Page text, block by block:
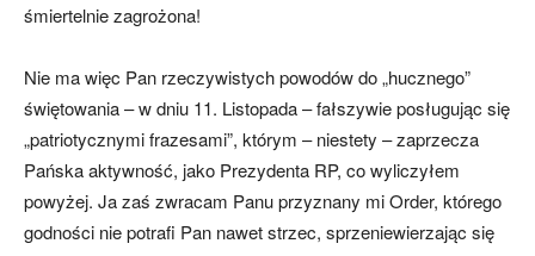
śmiertelnie zagrożona!
Nie ma więc Pan rzeczywistych powodów do „hucznego”
świętowania – w dniu 11. Listopada – fałszywie posługując się
„patriotycznymi frazesami”, którym – niestety – zaprzecza
Pańska aktywność, jako Prezydenta RP, co wyliczyłem
powyżej. Ja zaś zwracam Panu przyznany mi Order, którego
godności nie potrafi Pan nawet strzec, sprzeniewierzając się